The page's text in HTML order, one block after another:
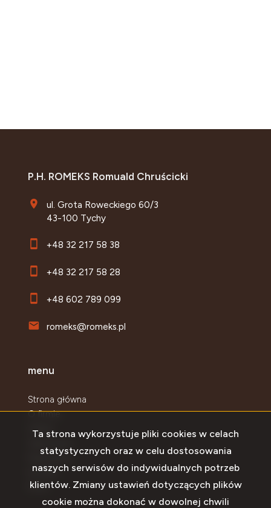
P.H. ROMEKS Romuald Chruścicki
ul. Grota Roweckiego 60/3
43-100 Tychy
+48 32 217 58 38
+48 32 217 58 28
+48 602 789 099
romeks@romeks.pl
menu
Strona główna
O firmie
Oferty
Najnowsze
Kontakt
Rodo
Ta strona wykorzystuje pliki cookies w celach
statystycznych oraz w celu dostosowania
naszych serwisów do indywidualnych potrzeb
klientów. Zmiany ustawień dotyczących plików
cookie można dokonać w dowolnej chwili